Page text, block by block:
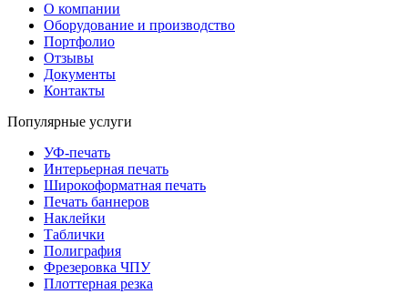
О компании
Оборудование и производство
Портфолио
Отзывы
Документы
Контакты
Популярные услуги
УФ-печать
Интерьерная печать
Широкоформатная печать
Печать баннеров
Наклейки
Таблички
Полиграфия
Фрезеровка ЧПУ
Плоттерная резка